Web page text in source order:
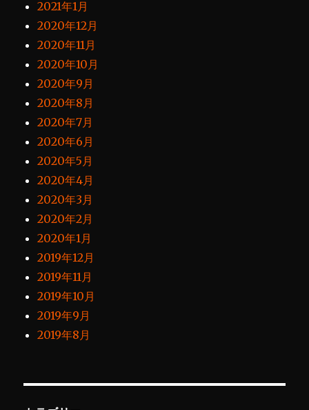
2021年1月
2020年12月
2020年11月
2020年10月
2020年9月
2020年8月
2020年7月
2020年6月
2020年5月
2020年4月
2020年3月
2020年2月
2020年1月
2019年12月
2019年11月
2019年10月
2019年9月
2019年8月